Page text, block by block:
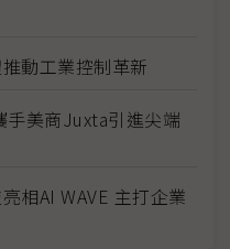
動工業控制革新
手美商Juxta引進尖端
相AI WAVE 主打企業